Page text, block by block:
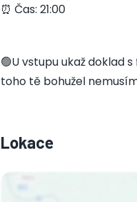
⏰ Čas: 21:00
🟢U vstupu ukaž doklad
toho tě bohužel
Lokace